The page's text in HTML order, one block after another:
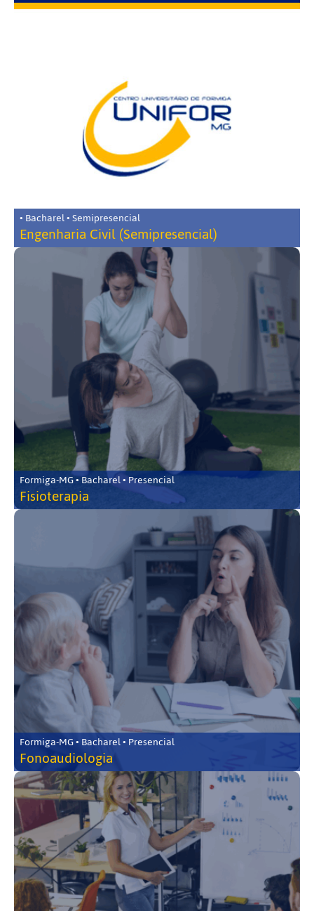
• Bacharel • Semipresencial
Engenharia Civil (Semipresencial)
Formiga-MG • Bacharel • Presencial
Fisioterapia
Formiga-MG • Bacharel • Presencial
Fonoaudiologia